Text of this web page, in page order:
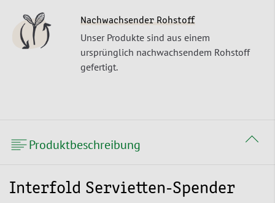
Nachwachsender Rohstoff
Unser Produkte sind aus einem
ursprünglich nachwachsendem Rohstoff
gefertigt.
Produktbeschreibung
Interfold Servietten-Spender